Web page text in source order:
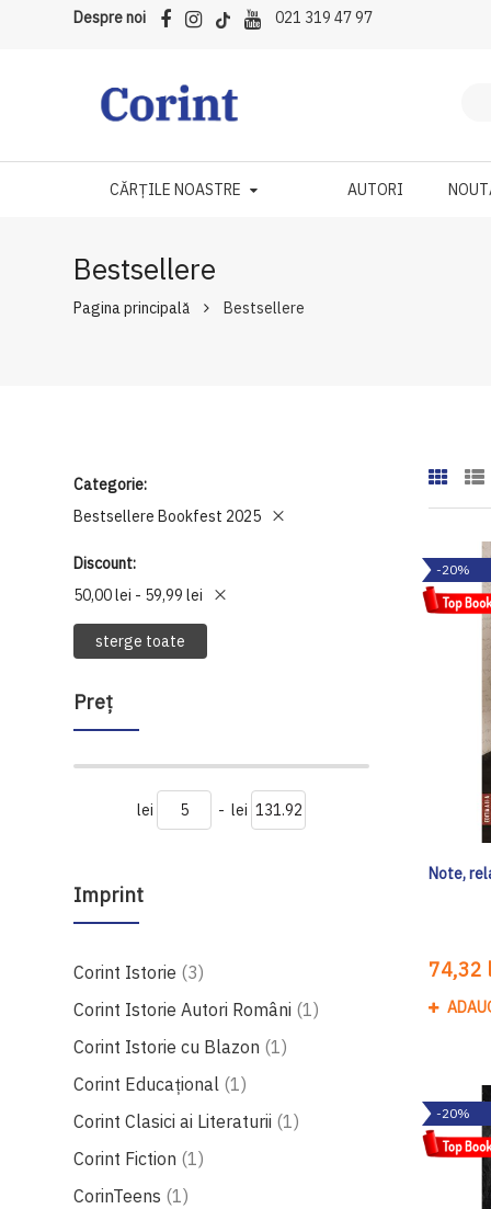
Despre noi 021 319 47 97
CĂRȚILE NOASTRE AUTORI
Bestsellere
Pagina principală Bestsellere
Categorie
Bestsellere Bookfest 2025
Discount
50,00 lei - 59,99 lei
sterge toate
Preţ
lei - lei
Imprint
Corint Istorie 3produse
Corint Istorie Autori Români 1produs
Corint Istorie cu Blazon 1produs
Corint Educaţional 1produs
Corint Clasici ai Literaturii 1produs
Corint Fiction 1produs
CorinTeens 1produs
-20%
Note,
74,32
-20%